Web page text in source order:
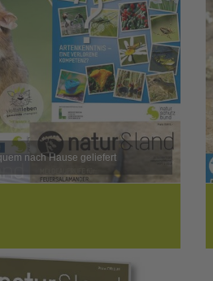
nach Hause geliefert